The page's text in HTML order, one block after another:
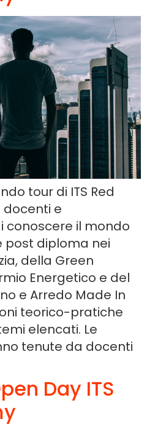
tour di ITS Red
docenti e
conoscere il mondo
post diploma nei
della Green
Energetico e del
e Arredo Made In
teorico-pratiche
elencati. Le
tenute da docenti
Day ITS